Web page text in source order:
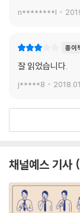
물이며, ‘의지’는
졌는지 직접 진단할
회복시킬 수 있다.
싶을 때 [어쨌거나
다니지 말고 주인이
n********l
종이
잘 읽었습니다.
j*****8
채널예스 기사